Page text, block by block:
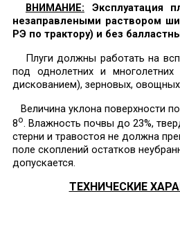
ВНИМАНИЕ: Эксплуатация
незаправлеными раствором
РЭ по трактору) и без
Плуги должны работать на
под однолетних и
дискованием), зерновых, овощных
Величина уклона поверхности
8о. Влажность почвы до 23%,
стерни и травостоя не должна
поле скоплений остатков
допускается.
ТЕХНИЧЕСКИЕ